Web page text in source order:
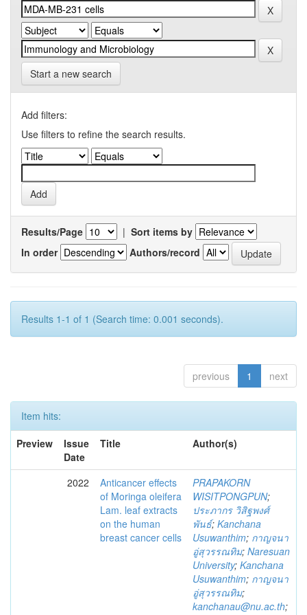
Start a new search
Add filters:
Use filters to refine the search results.
Results/Page | Sort items by
In order
Authors/record
Results 1-1 of 1 (Search time: 0.001 seconds).
previous 1 next
Item hits:
Preview
Issue
Date
Title Author(s)
2022
Anticancer effects
of Moringa oleifera
Lam. leaf extracts
on the human
breast cancer cells
PRAPAKORN
WISITPONGPUN;
ประภากร วิสิฐพงศ์
พันธ์; Kanchana
Usuwanthim; กาญจนา
อู่สุวรรณทิม; Naresuan
University; Kanchana
Usuwanthim; กาญจนา
อู่สุวรรณทิม;
kanchanau@nu.ac.th;